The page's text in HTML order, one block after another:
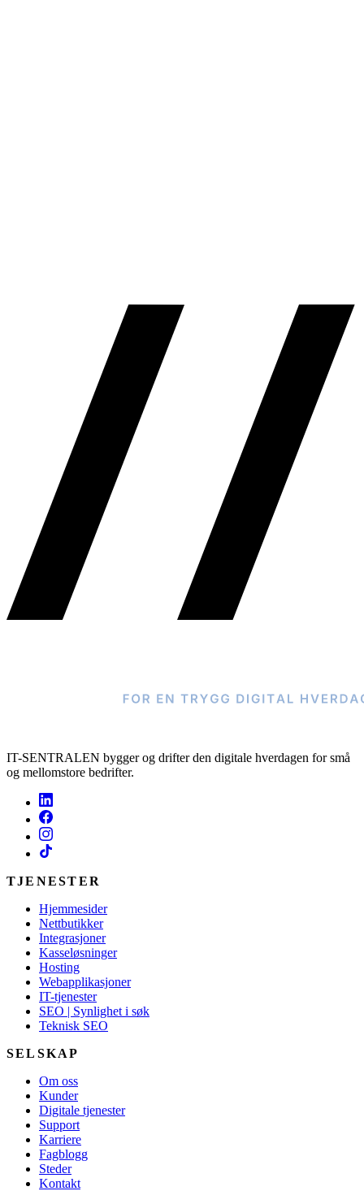
IT-SENTRALEN bygger og drifter den digitale hverdagen for små
og mellomstore bedrifter.
TJENESTER
Hjemmesider
Nettbutikker
Integrasjoner
Kasseløsninger
Hosting
Webapplikasjoner
IT-tjenester
SEO | Synlighet i søk
Teknisk SEO
SELSKAP
Om oss
Kunder
Digitale tjenester
Support
Karriere
Fagblogg
Steder
Kontakt